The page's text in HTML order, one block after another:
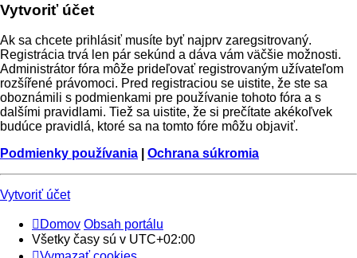
Vytvoriť účet
Ak sa chcete prihlásiť musíte byť najprv zaregsitrovaný.
Registrácia trvá len pár sekúnd a dáva vám väčšie možnosti.
Administrátor fóra môže prideľovať registrovaným užívateľom
rozšířené právomoci. Pred registraciou se uistite, že ste sa
oboznámili s podmienkami pre používanie tohoto fóra a s
dalšími pravidlami. Tiež sa uistite, že si prečítate akékoľvek
budúce pravidlá, ktoré sa na tomto fóre môžu objaviť.
Podmienky používania
Ochrana súkromia
Vytvoriť účet
Domov Obsah portálu
Všetky časy sú v UTC+02:00